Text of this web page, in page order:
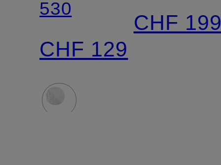
530
CHF 129
CHF